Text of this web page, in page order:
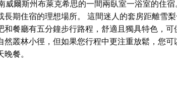
爾斯州布萊克希思的一間兩臥室一浴室的住
長期住宿的理想場所。 這間迷人的套房距離雪
餐廳有五分鐘步行路程，舒適且獨具特色，
然叢林小徑，但如果您行程中更注重放鬆，您
餐。
物友善套房是週末或長期住宿的理想場所。